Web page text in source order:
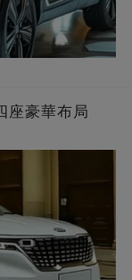
座豪華布局